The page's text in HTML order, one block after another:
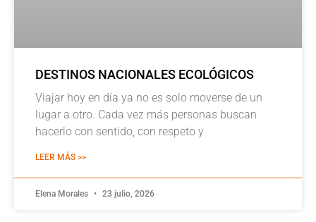
DESTINOS NACIONALES ECOLÓGICOS
Viajar hoy en día ya no es solo moverse de un
lugar a otro. Cada vez más personas buscan
hacerlo con sentido, con respeto y
LEER MÁS >>
Elena Morales 23 julio, 2026